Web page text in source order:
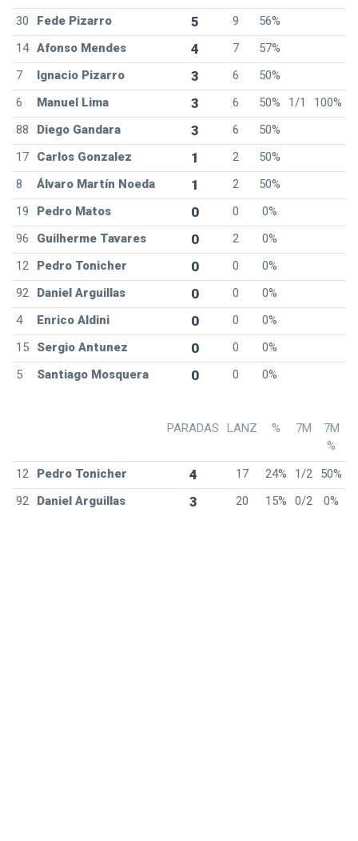
30
Fede Pizarro 5 9
56%
14 Afonso Mendes 4 7
57%
7
Ignacio Pizarro 3 6
50%
6
Manuel Lima 3 6 50% 1/1
100%
88
Diego Gandara 3 6
50%
17
Carlos Gonzalez 1 2
50%
8
Álvaro Martín Noeda 1 2
50%
19
Pedro Matos 0 0
0%
96
Guilherme Tavares 0 2
0%
12
Pedro Tonicher 0 0
0%
92
Daniel Arguillas 0 0
0%
4
Enrico Aldini 0 0
0%
15
Sergio Antunez 0 0
0%
5
Santiago Mosquera 0 0 0%
PARADAS LANZ % 7M
7M
%
12
Pedro Tonicher 4 17 24% 1/2
50%
92
Daniel Arguillas 3 20 15% 0/2 0%